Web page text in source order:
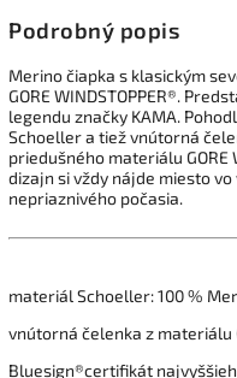
Podrobný popis
Merino čiapka s klasickým
GORE WINDSTOPPER®.
legendu značky KAMA.
Schoeller a tiež vnútorná
priedušného materiálu GORE
dizajn si vždy nájde miesto
nepriaznivého počasia.
materiál Schoeller: 100 %
vnútorná čelenka z materiálu
Bluesign®certifikát